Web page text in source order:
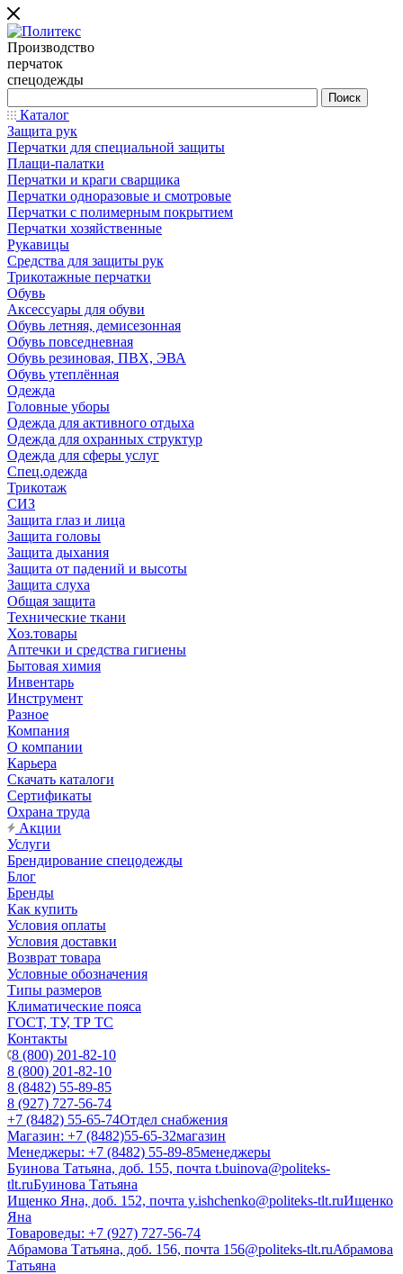
Производство
перчаток
спецодежды
Каталог
Защита рук
Перчатки для специальной защиты
Плащи-палатки
Перчатки и краги сварщика
Перчатки одноразовые и смотровые
Перчатки с полимерным покрытием
Перчатки хозяйственные
Рукавицы
Средства для защиты рук
Трикотажные перчатки
Обувь
Аксессуары для обуви
Обувь летняя, демисезонная
Обувь повседневная
Обувь резиновая, ПВХ, ЭВА
Обувь утеплённая
Одежда
Головные уборы
Одежда для активного отдыха
Одежда для охранных структур
Одежда для сферы услуг
Спец.одежда
Трикотаж
СИЗ
Защита глаз и лица
Защита головы
Защита дыхания
Защита от падений и высоты
Защита слуха
Общая защита
Технические ткани
Хоз.товары
Аптечки и средства гигиены
Бытовая химия
Инвентарь
Инструмент
Разное
Компания
О компании
Карьера
Cкачать каталоги
Сертификаты
Охрана труда
Акции
Услуги
Брендирование спецодежды
Блог
Бренды
Как купить
Условия оплаты
Условия доставки
Возврат товара
Условные обозначения
Типы размеров
Климатические пояса
ГОСТ, ТУ, ТР ТС
Контакты
8 (800) 201-82-10
8 (800) 201-82-10
8 (8482) 55-89-85
8 (927) 727-56-74
+7 (8482) 55-65-74Отдел снабжения
Магазин: +7 (8482)55-65-32магазин
Менеджеры: +7 (8482) 55-89-85менеджеры
Буинова Татьяна, доб. 155, почта t.buinova@politeks-
tlt.ruБуинова Татьяна
Ищенко Яна, доб. 152, почта y.ishchenko@politeks-tlt.ruИщенко
Яна
Товароведы: +7 (927) 727-56-74
Абрамова Татьяна, доб. 156, почта 156@politeks-tlt.ruАбрамова
Татьяна